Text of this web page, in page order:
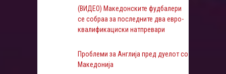
(ВИДЕО) Македонските фудбалери
се собраа за последните два евро-
квалификациски натпревари
Проблеми за Англија пред дуелот со
Македонија